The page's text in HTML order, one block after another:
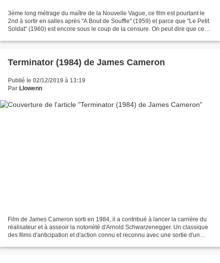
3ème long métrage du maître de la Nouvelle Vague, ce film est pourtant le
2nd à sortir en salles après "A Bout de Souffle" (1959) et parce que "Le Petit
Soldat" (1960) est encore sous le coup de la censure. On peut dire que ce
Terminator (1984) de James Cameron
Publié le 02/12/2019 à 13:19
Par Llowenn
Film de James Cameron sorti en 1984, il a contribué à lancer la carrière du
réalisateur et à asseoir la notoriété d'Arnold Schwarzenegger. Un classique
des films d'anticipation et d'action connu et reconnu avec une sortie d'un